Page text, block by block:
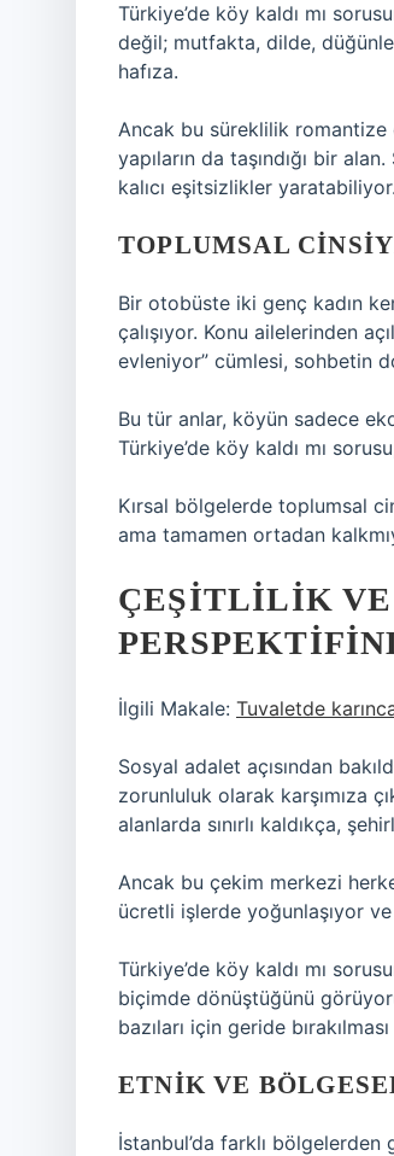
Türkiye’de köy kaldı mı
değil; mutfakta, dilde,
hafıza.
Ancak bu süreklilik romantize
yapıların da taşındığı bir
kalıcı eşitsizlikler yaratabiliyor.
TOPLUMSAL
Bir otobüste iki genç kadın
çalışıyor. Konu ailelerinden
evleniyor” cümlesi, sohbetin
Bu tür anlar, köyün sadece
Türkiye’de köy kaldı mı
Kırsal bölgelerde toplumsal
ama tamamen ortadan
ÇEŞITLILIK VE
İlgili Makale: Tuvaletde
Sosyal adalet açısından
zorunluluk olarak karşımıza
alanlarda sınırlı kaldıkça,
Ancak bu çekim merkezi
ücretli işlerde yoğunlaşıyor
Türkiye’de köy kaldı mı
biçimde dönüştüğünü
bazıları için geride
ETNIK VE
İstanbul’da farklı bölgelerden